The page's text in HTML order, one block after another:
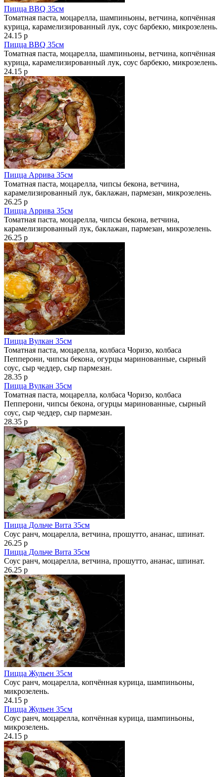
Пицца BBQ 35см
Томатная паста, моцарелла, шампиньоны, ветчина, копчённая
курица, карамелизированный лук, соус барбекю, микрозелень.
24.15 р
Пицца BBQ 35см
Томатная паста, моцарелла, шампиньоны, ветчина, копчённая
курица, карамелизированный лук, соус барбекю, микрозелень.
24.15 р
Пицца Аррива 35см
Томатная паста, моцарелла, чипсы бекона, ветчина,
карамелизированный лук, баклажан, пармезан, микрозелень.
26.25 р
Пицца Аррива 35см
Томатная паста, моцарелла, чипсы бекона, ветчина,
карамелизированный лук, баклажан, пармезан, микрозелень.
26.25 р
Пицца Вулкан 35см
Томатная паста, моцарелла, колбаса Чоризо, колбаса
Пепперони, чипсы бекона, огурцы маринованные, сырный
соус, сыр чеддер, сыр пармезан.
28.35 р
Пицца Вулкан 35см
Томатная паста, моцарелла, колбаса Чоризо, колбаса
Пепперони, чипсы бекона, огурцы маринованные, сырный
соус, сыр чеддер, сыр пармезан.
28.35 р
Пицца Дольче Вита 35см
Соус ранч, моцарелла, ветчина, прошутто, ананас, шпинат.
26.25 р
Пицца Дольче Вита 35см
Соус ранч, моцарелла, ветчина, прошутто, ананас, шпинат.
26.25 р
Пицца Жульен 35см
Соус ранч, моцарелла, копчённая курица, шампиньоны,
микрозелень.
24.15 р
Пицца Жульен 35см
Соус ранч, моцарелла, копчённая курица, шампиньоны,
микрозелень.
24.15 р